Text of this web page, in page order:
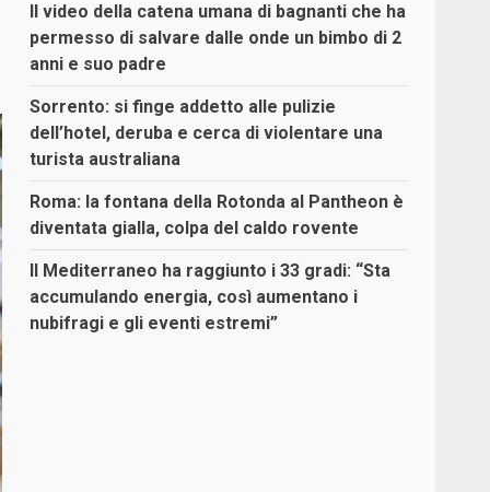
Il video della catena umana di bagnanti che ha
permesso di salvare dalle onde un bimbo di 2
anni e suo padre
Sorrento: si finge addetto alle pulizie
dell’hotel, deruba e cerca di violentare una
turista australiana
Roma: la fontana della Rotonda al Pantheon è
diventata gialla, colpa del caldo rovente
Il Mediterraneo ha raggiunto i 33 gradi: “Sta
accumulando energia, così aumentano i
nubifragi e gli eventi estremi”